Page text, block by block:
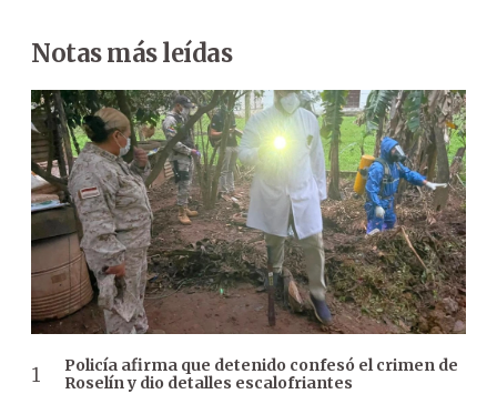
Notas más leídas
Policía afirma que detenido confesó el crimen de
Roselín y dio detalles escalofriantes